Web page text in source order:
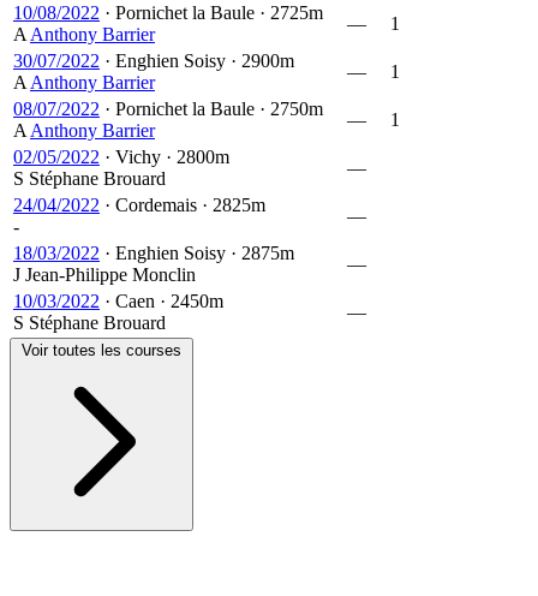
10/08/2022 · Pornichet la Baule · 2725m
A Anthony Barrier
—
1
30/07/2022 · Enghien Soisy · 2900m
A Anthony Barrier
—
1
08/07/2022 · Pornichet la Baule · 2750m
A Anthony Barrier
—
1
02/05/2022 · Vichy · 2800m
S Stéphane Brouard
—
24/04/2022 · Cordemais · 2825m
-
—
18/03/2022 · Enghien Soisy · 2875m
J Jean-Philippe Monclin
—
10/03/2022 · Caen · 2450m
S Stéphane Brouard
—
Voir toutes les courses